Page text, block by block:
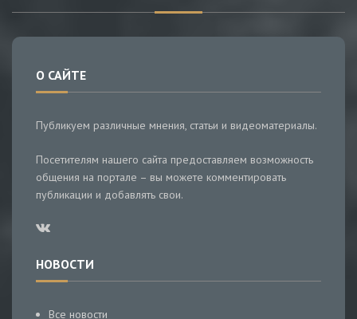
О САЙТЕ
Публикуем различные мнения, статьи и видеоматериалы.
Посетителям нашего сайта предоставляем возможность
общения на портале – вы можете комментировать
публикации и добавлять свои.
НОВОСТИ
Все новости